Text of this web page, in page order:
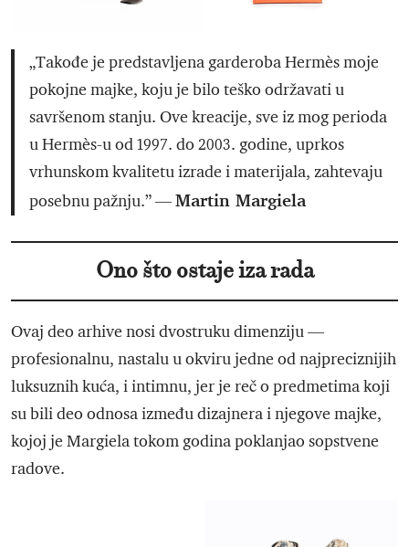
„Takođe je predstavljena garderoba Hermès moje
pokojne majke, koju je bilo teško održavati u
savršenom stanju. Ove kreacije, sve iz mog perioda
u Hermès-u od 1997. do 2003. godine, uprkos
vrhunskom kvalitetu izrade i materijala, zahtevaju
posebnu pažnju.” —Martin Margiela
Ono što ostaje iza rada
Ovaj deo arhive nosi dvostruku dimenziju —
profesionalnu, nastalu u okviru jedne od najpreciznijih
luksuznih kuća, i intimnu, jer je reč o predmetima koji
su bili deo odnosa između dizajnera i njegove majke,
kojoj je Margiela tokom godina poklanjao sopstvene
radove.